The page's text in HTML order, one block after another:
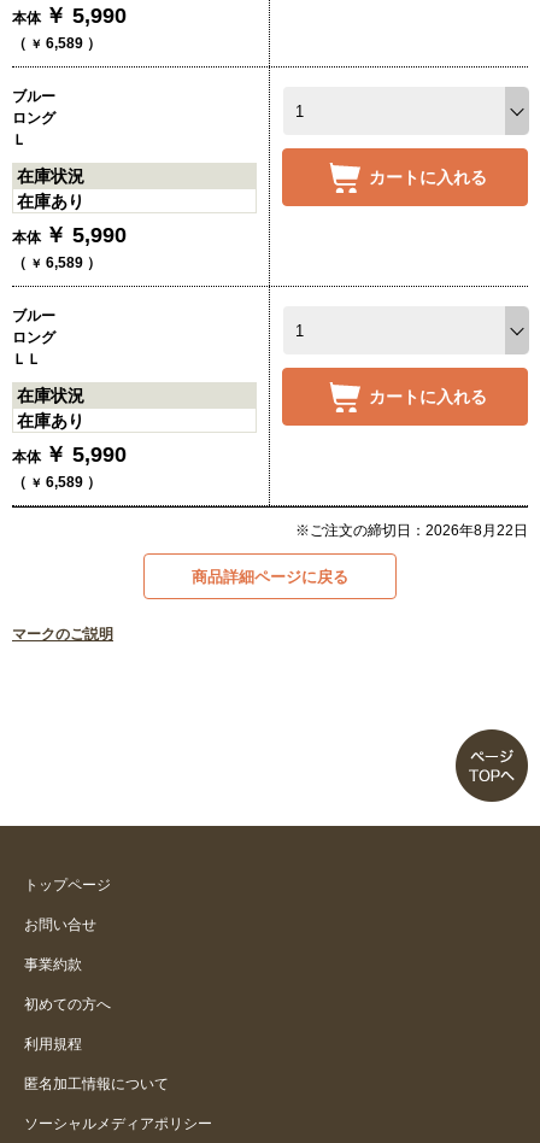
本体 ￥ 5,990
（ ￥ 6,589 ）
ブルー
ロング
Ｌ
在庫状況
在庫あり
本体 ￥ 5,990
（ ￥ 6,589 ）
カートに入れる
ブルー
ロング
ＬＬ
在庫状況
在庫あり
本体 ￥ 5,990
（ ￥ 6,589 ）
カートに入れる
※ご注文の締切日：2026年8月22日
商品詳細ページに戻る
マークのご説明
トップページ
お問い合せ
事業約款
初めての方へ
利用規程
匿名加工情報について
ソーシャルメディアポリシー